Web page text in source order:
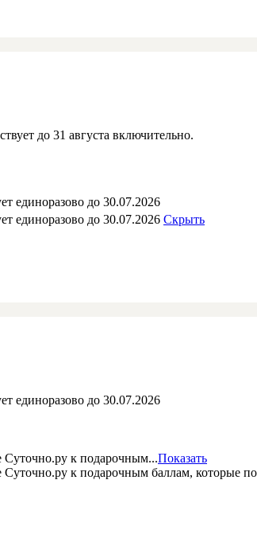
до 31 августа включительно.
единоразово до 30.07.2026
единоразово до 30.07.2026 Скрыть
единоразово до 30.07.2026
Суточно.ру к подарочным...Показать
Суточно.ру к подарочным баллам, которые